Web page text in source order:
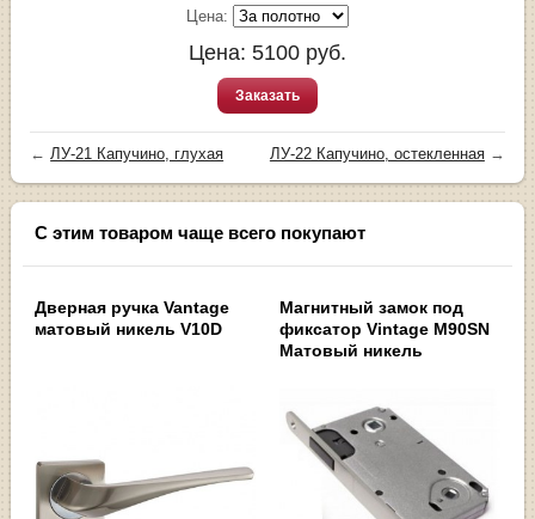
Цена:
Цена: 5100 руб.
Заказать
←ЛУ-21 Капучино, глухая ЛУ-22 Капучино, остекленная→
С этим товаром чаще всего покупают
Дверная ручка Vantage
матовый никель V10D
Магнитный замок под
фиксатор Vintage M90SN
Матовый никель